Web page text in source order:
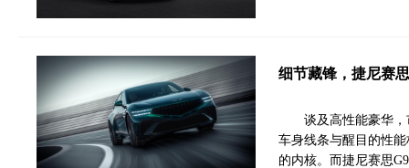
细节藏锋，捷尼赛
谈及高性能豪华
车身线条与醒目的性
的内核。而捷尼赛思